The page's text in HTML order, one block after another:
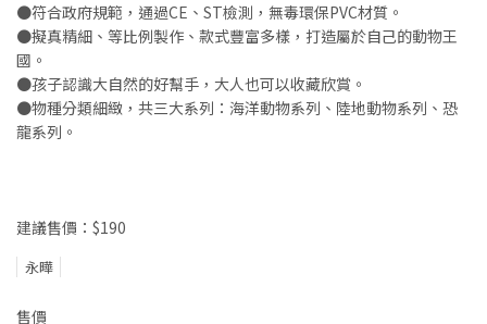
●符合政府規範，通過CE、ST檢測，無毒環保PVC材質。
●擬真精細、等比例製作、款式豐富多樣，打造屬於自己的動物王
國。
●孩子認識大自然的好幫手，大人也可以收藏欣賞。
●物種分類細緻，共三大系列：海洋動物系列、陸地動物系列、恐
龍系列。
建議售價：$190
永曄
售價